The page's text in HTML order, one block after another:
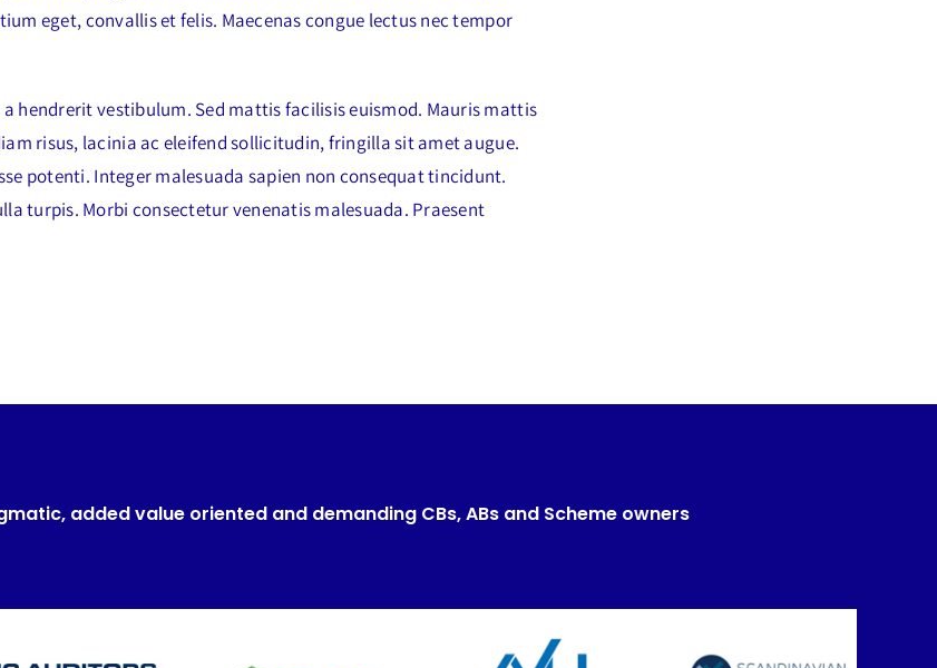
eget, convallis et felis. Maecenas congue lectus nec tempor
hendrerit vestibulum. Sed mattis facilisis euismod. Mauris mattis
risus, lacinia ac eleifend sollicitudin, fringilla sit amet augue.
potenti. Integer malesuada sapien non consequat tincidunt.
turpis. Morbi consectetur venenatis malesuada. Praesent
added value oriented and demanding CBs, ABs and Scheme owners